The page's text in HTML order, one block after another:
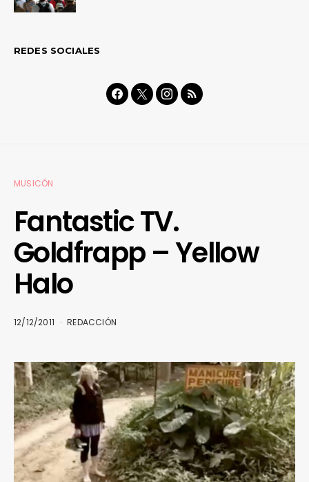
REDES SOCIALES
MUSICÓN
Fantastic TV.
Goldfrapp – Yellow
Halo
12/12/2011 REDACCIÓN